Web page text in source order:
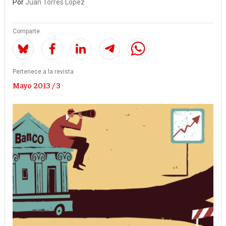
Por Juan Torres López
Comparte
Pertenece a la revista
Mayo 2013 / 3